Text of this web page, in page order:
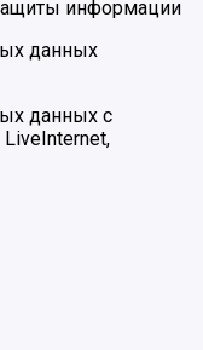
информации
данных
данных с